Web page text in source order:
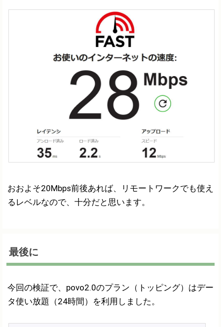
おおよそ20Mbps前後あれば、リモートワークでも使え
るレベルなので、十分だと思います。
最後に
今回の検証で、povo2.0のプラン（トッピング）はデー
タ使い放題（24時間）を利用しました。